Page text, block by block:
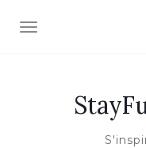
OUVRIR/FERMER